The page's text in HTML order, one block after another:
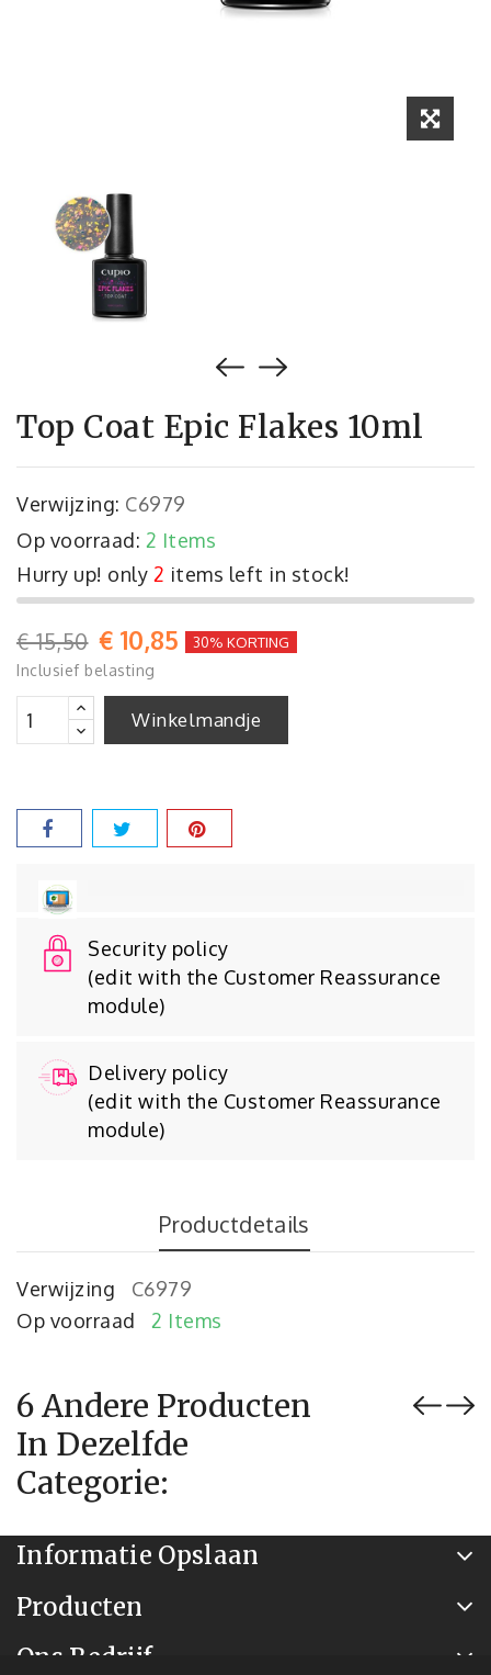
Top Coat Epic Flakes 10ml
Verwijzing: C6979
Op voorraad: 2 Items
Hurry up! only 2 items left in stock!
€ 15,50 € 10,85 30% KORTING
Inclusief belasting
Winkelmandje
Security policy
(edit with the Customer Reassurance
module)
Delivery policy
(edit with the Customer Reassurance
module)
Productdetails
Verwijzing
C6979
Op voorraad
2 Items
6 Andere Producten
In Dezelfde
Categorie:
Informatie Opslaan
Producten
Ons Bedrijf